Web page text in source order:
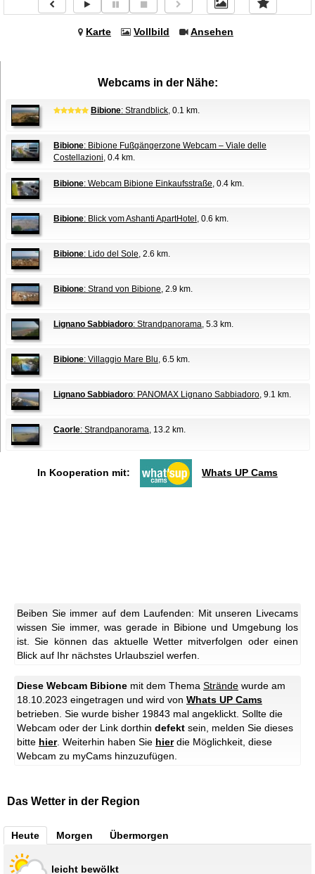
Karte Vollbild Ansehen
Webcams in der Nähe:
Bibione: Strandblick, 0.1 km.
Bibione: Bibione Fußgängerzone Webcam – Viale delle
Costellazioni, 0.4 km.
Bibione: Webcam Bibione Einkaufsstraße, 0.4 km.
Bibione: Blick vom Ashanti ApartHotel , 0.6 km.
Bibione: Lido del Sole, 2.6 km.
Bibione: Strand von Bibione, 2.9 km.
Lignano Sabbiadoro: Strandpanorama, 5.3 km.
Bibione: Villaggio Mare Blu, 6.5 km.
Lignano Sabbiadoro: PANOMAX Lignano Sabbiadoro, 9.1 km.
Caorle: Strandpanorama, 13.2 km.
In Kooperation mit: Whats UP Cams
Beiben Sie immer auf dem Laufenden: Mit unseren Livecams
wissen Sie immer, was gerade in Bibione und Umgebung los
ist. Sie können das aktuelle Wetter mitverfolgen oder einen
Blick auf Ihr nächstes Urlaubsziel werfen.
Diese Webcam Bibione mit dem Thema Strände wurde am
18.10.2023 eingetragen und wird von Whats UP Cams
betrieben. Sie wurde bisher 19843 mal angeklickt. Sollte die
Webcam oder der Link dorthin defekt sein, melden Sie dieses
bitte hier. Weiterhin haben Sie hierdie Möglichkeit, diese
Webcam zu myCams hinzuzufügen.
Das Wetter in der Region
Heute Morgen Übermorgen
leicht bewölkt